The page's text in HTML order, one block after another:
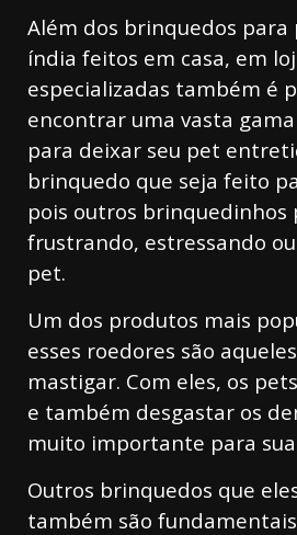
Além dos brinquedos
índia feitos em casa, em
especializadas também é
encontrar uma vasta
para deixar seu pet
brinquedo que seja feito
pois outros brinquedinhos
frustrando, estressando
pet.
Um dos produtos mais
esses roedores são
mastigar. Com eles, os
e também desgastar os
muito importante para sua
Outros brinquedos que
também são